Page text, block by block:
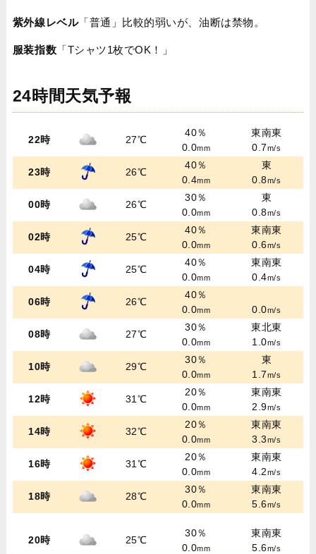
紫外線レベル「普通」比較的弱いが、油断は禁物。
服装指数 「Tシャツ1枚でOK！」
24時間天気予報
22時 27℃
40％
0.0mm
東南東
0.7m/s
23時 26℃
40％
0.4mm
東
0.8m/s
00時 26℃
30％
0.0mm
東
0.8m/s
02時 25℃
40％
0.0mm
東南東
0.6m/s
04時 25℃
40％
0.0mm
東南東
0.4m/s
06時 26℃
40％
0.0mm 0.0m/s
08時 27℃
30％
0.0mm
東北東
1.0m/s
10時 29℃
30％
0.0mm
東
1.7m/s
12時 31℃
20％
0.0mm
東南東
2.9m/s
14時 32℃
20％
0.0mm
東南東
3.3m/s
16時 31℃
20％
0.0mm
東南東
4.2m/s
18時 28℃
30％
0.0mm
東南東
5.6m/s
20時 25℃
30％
0.0mm
東南東
5.6m/s